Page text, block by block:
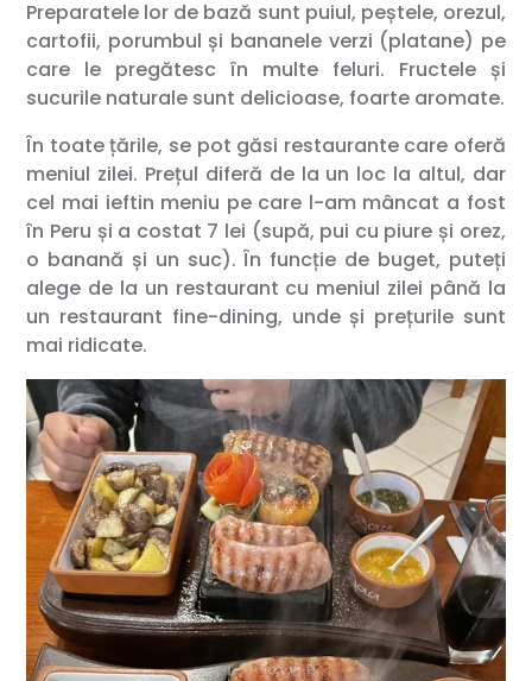
Preparatele lor de bază sunt puiul, peștele, orezul,
cartofii, porumbul și bananele verzi (platane) pe
care le pregătesc în multe feluri. Fructele și
sucurile naturale sunt delicioase, foarte aromate.
În toate țările, se pot găsi restaurante care oferă
meniul zilei. Prețul diferă de la un loc la altul, dar
cel mai ieftin meniu pe care l-am mâncat a fost
în Peru și a costat 7 lei (supă, pui cu piure și orez,
o banană și un suc). În funcție de buget, puteți
alege de la un restaurant cu meniul zilei până la
un restaurant fine-dining, unde și prețurile sunt
mai ridicate.